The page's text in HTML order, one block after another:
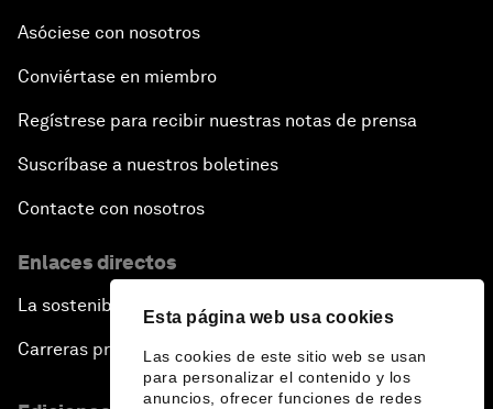
Esta página web usa cookies
Las cookies de este sitio web se usan
para personalizar el contenido y los
anuncios, ofrecer funciones de redes
Asóciese con nosotros
Conviértase en miembro
Regístrese para recibir nuestras notas de prensa
Suscríbase a nuestros boletines
Contacte con nosotros
Enlaces directos
La sostenibilidad en el Foro
Carreras profesionales